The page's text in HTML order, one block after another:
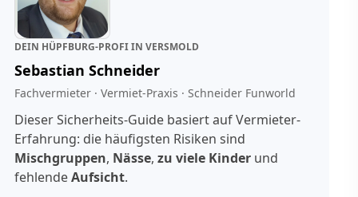
DEIN HÜPFBURG-PROFI IN VERSMOLD
Sebastian Schneider
Fachvermieter · Vermiet-Praxis · Schneider Funworld
Dieser Sicherheits-Guide basiert auf Vermieter-
Erfahrung: die häufigsten Risiken sind
Mischgruppen, Nässe, zu viele Kinder und
fehlendeAufsicht.